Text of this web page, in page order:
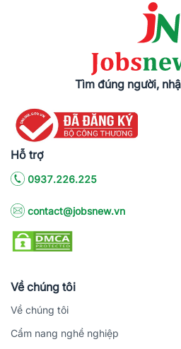
Tìm đúng người,
Hỗ trợ
0937.226.225
contact@jobsnew.vn
Về chúng tôi
Về chúng tôi
Cẩm nang nghề nghiệp